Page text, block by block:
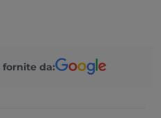
la sera, quando
da: